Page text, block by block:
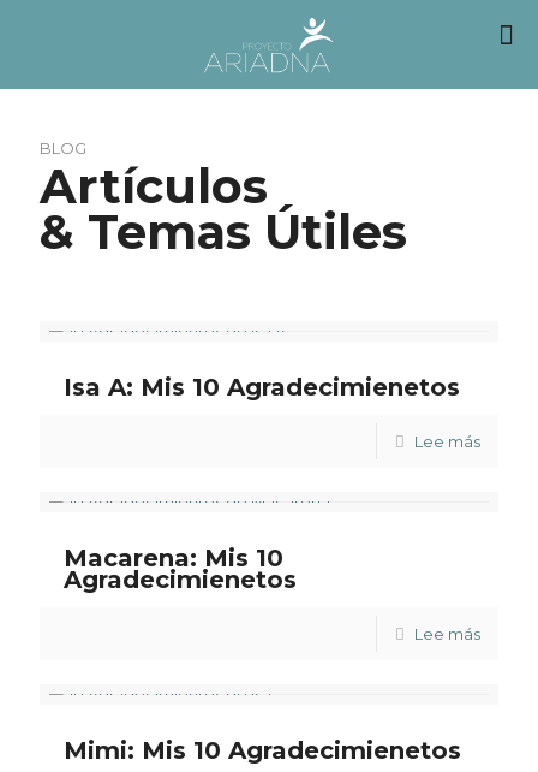
BLOG
Artículos
& Temas Útiles
Isa A: Mis 10 Agradecimienetos
Lee más
Macarena: Mis 10
Agradecimienetos
Lee más
Mimi: Mis 10 Agradecimienetos